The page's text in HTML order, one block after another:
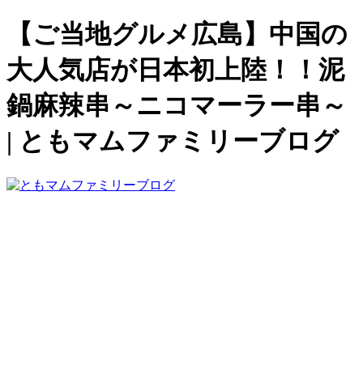
【ご当地グルメ広島】中国の
大人気店が日本初上陸！！泥
鍋麻辣串～ニコマーラー串～
| ともマムファミリーブログ